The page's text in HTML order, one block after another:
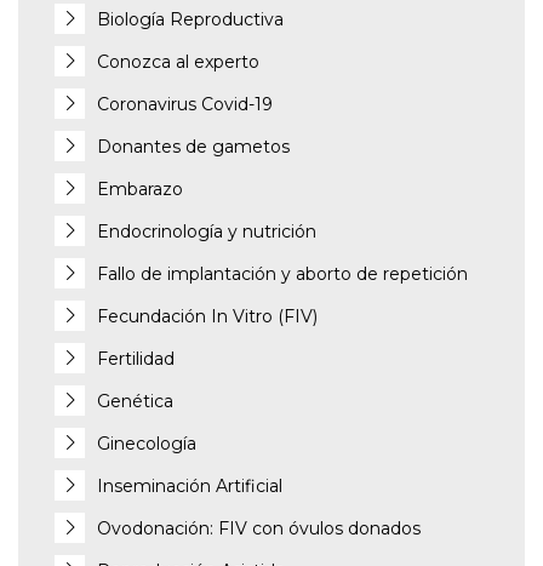
Biología Reproductiva
Conozca al experto
Coronavirus Covid-19
Donantes de gametos
Embarazo
Endocrinología y nutrición
Fallo de implantación y aborto de repetición
Fecundación In Vitro (FIV)
Fertilidad
Genética
Ginecología
Inseminación Artificial
Ovodonación: FIV con óvulos donados